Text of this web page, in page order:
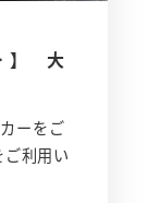
】 大
ーをご
利用い